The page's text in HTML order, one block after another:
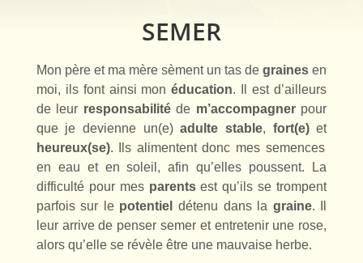
SEMER
Mon père et ma mère sèment un tas degraines en
moi, ils font ainsi monéducation. Il est d’ailleurs
de leur responsabilitéde m’accompagnerpour
que je devienne un(e)adulte stable, fort(e)et
heureux(se). Ils alimentent donc mes semences
en eau et en soleil, afin qu’elles poussent. La
difficulté pour mes parentsest qu’ils se trompent
parfois sur le potentiel détenu dans la graine. Il
leur arrive de penser semer et entretenir une rose,
alors qu’elle se révèle être une mauvaise herbe.